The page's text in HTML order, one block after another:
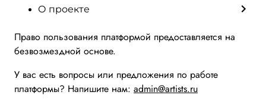
О проекте
Право пользования платформой предоставляется на
безвозмездной основе.
У вас есть вопросы или предложения по работе
платформы? Напишите нам: admin@artists.ru